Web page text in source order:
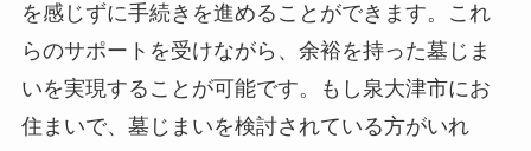
を感じずに手続きを進めることができます。これ
らのサポートを受けながら、余裕を持った墓じま
いを実現することが可能です。もし泉大津市にお
住まいで、墓じまいを検討されている方がいれ